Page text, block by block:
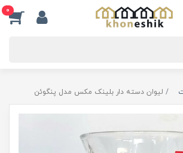
0
لیوان دسته دار بلینک مکس مدل پنگوئن